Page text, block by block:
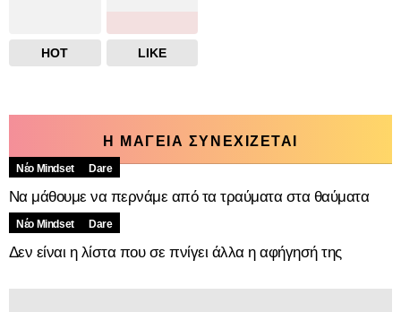
HOT LIKE
Η ΜΑΓΕΙΑ ΣΥΝΕΧΙΖΕΤΑΙ
Νέο Mindset Dare
Να μάθουμε να περνάμε από τα τραύματα στα θαύματα
Νέο Mindset Dare
Δεν είναι η λίστα που σε πνίγει άλλα η αφήγησή της